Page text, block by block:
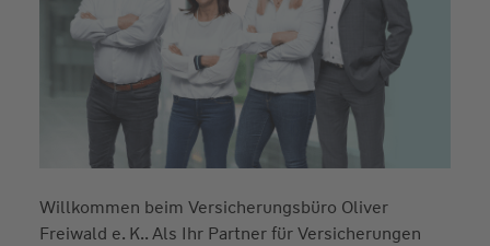
Willkommen beim Versicherungsbüro Oliver
Freiwald e. K.. Als Ihr Partner für Versicherungen